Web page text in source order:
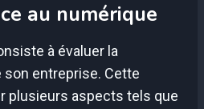
au numérique
à évaluer la
son entreprise. Cette
plusieurs aspects tels que